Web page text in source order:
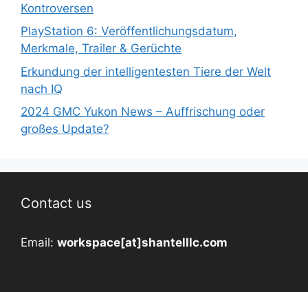
Kontroversen
PlayStation 6: Veröffentlichungsdatum,
Merkmale, Trailer & Gerüchte
Erkundung der intelligentesten Tiere der Welt
nach IQ
2024 GMC Yukon News – Auffrischung oder
großes Update?
Contact us
Email: workspace[at]shantelllc.com